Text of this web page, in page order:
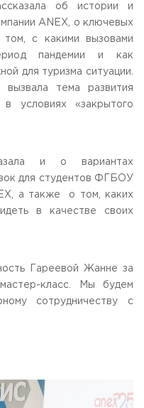
об истории и
ANEX, о ключевых
том, с какими вызовами
пандемии и как
для туризма ситуации.
тема развития
условиях «закрытого
и о вариантах
для студентов ФГБОУ
а также о том, каких
в качестве своих
Гареевой Жанне за
класс. Мы будем
сотрудничеству с